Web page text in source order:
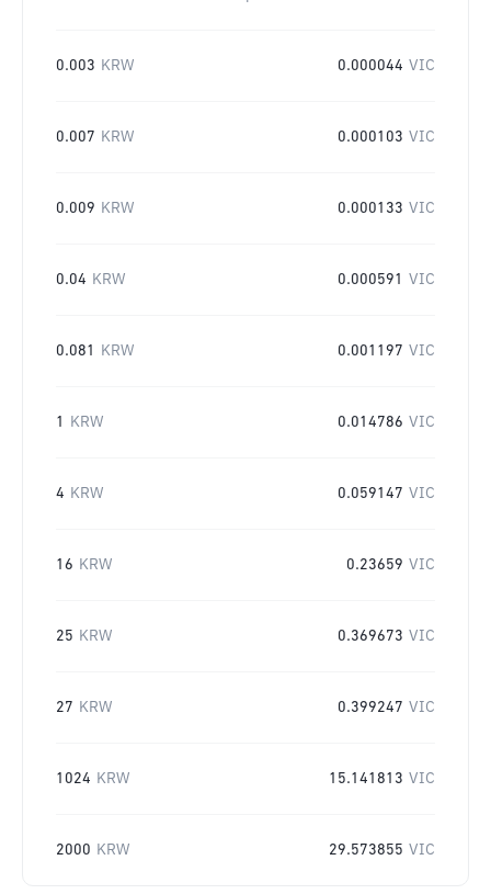
0.003 KRW 0.000044 VIC
0.007 KRW 0.000103 VIC
0.009 KRW 0.000133 VIC
0.04 KRW 0.000591 VIC
0.081 KRW 0.001197 VIC
1 KRW 0.014786 VIC
4 KRW 0.059147 VIC
16 KRW 0.23659 VIC
25 KRW 0.369673 VIC
27 KRW 0.399247 VIC
1024 KRW 15.141813 VIC
2000 KRW 29.573855 VIC